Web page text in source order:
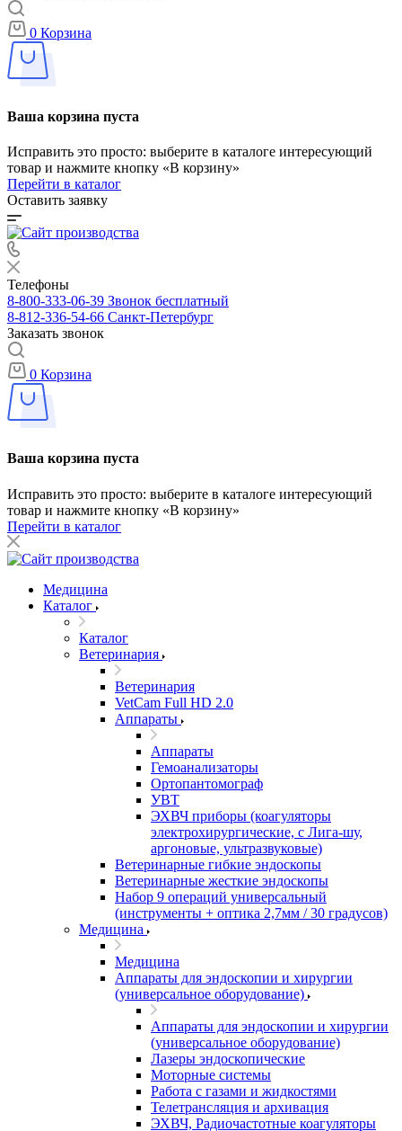
0 Корзина
Ваша корзина пуста
Исправить это просто: выберите в каталоге интересующий
товар и нажмите кнопку «В корзину»
Перейти в каталог
Оставить заявку
Телефоны
8-800-333-06-39 Звонок бесплатный
8-812-336-54-66 Санкт-Петербург
Заказать звонок
0 Корзина
Ваша корзина пуста
Исправить это просто: выберите в каталоге интересующий
товар и нажмите кнопку «В корзину»
Перейти в каталог
Медицина
Каталог
Каталог
Ветеринария
Ветеринария
VetCam Full HD 2.0
Аппараты
Аппараты
Гемоанализаторы
Ортопантомограф
УВТ
ЭХВЧ приборы (коагуляторы
электрохирургические, с Лига-шу,
аргоновые, ультразвуковые)
Ветеринарные гибкие эндоскопы
Ветеринарные жесткие эндоскопы
Набор 9 операций универсальный
(инструменты + оптика 2,7мм / 30 градусов)
Медицина
Медицина
Аппараты для эндоскопии и хирургии
(универсальное оборудование)
Аппараты для эндоскопии и хирургии
(универсальное оборудование)
Лазеры эндоскопические
Моторные системы
Работа с газами и жидкостями
Телетрансляция и архивация
ЭХВЧ, Радиочастотные коагуляторы